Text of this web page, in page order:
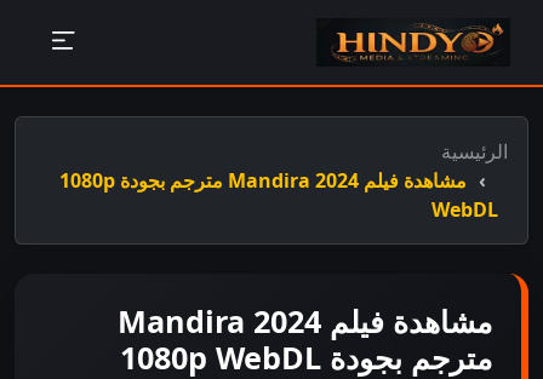
الرئيسية
مشاهدة فيلم Mandira 2024 مترجم بجودة 1080p
WebDL
مشاهدة فيلم Mandira 2024
مترجم بجودة 1080p WebDL